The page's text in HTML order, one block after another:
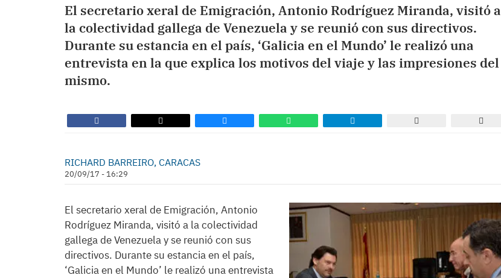
El secretario xeral de Emigración, Antonio Rodríguez Miranda, visitó a
la colectividad gallega de Venezuela y se reunió con sus directivos.
Durante su estancia en el país, ‘Galicia en el Mundo’ le realizó una
entrevista en la que explica los motivos del viaje y las impresiones del
mismo.
​RICHARD BARREIRO, CARACAS
20/09/17 - 16:29
El secretario xeral de Emigración, Antonio
Rodríguez Miranda, visitó a la colectividad
gallega de Venezuela y se reunió con sus
directivos. Durante su estancia en el país,
‘Galicia en el Mundo’ le realizó una entrevista